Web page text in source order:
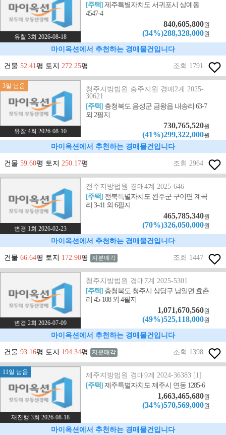
유찰 3회 2026-08-18
[주택]제주특별자치도 서귀포시 상예동
4547-4
840,605,800원
(34%)288,328,000원
마이옥션에서 추천하는 경매물건입니다
건물 52.41평 토지 272.25평 조회 1791
3일 남음
유찰 4회 2026-08-10
청주지방법원 충주지원 경매2계 2025-
30621
[주택] 충청북도 음성군 금왕읍 내송리 63-7
외 2필지
730,765,520원
(41%)299,322,000원
마이옥션에서 추천하는 경매물건입니다
건물 59.60평 토지 250.17평 조회 2964
변경 1회 2026-02-23
전주지방법원 경매4계 2025-646
[주택] 전북특별자치도 완주군 구이면 계곡
리 3-41 외 6필지
465,785,340원
(70%)326,050,000원
마이옥션에서 추천하는 경매물건입니다
건물 66.64평 토지 172.90평 지분매각 조회 1447
변경 2회 2026-07-09
청주지방법원 경매7계 2025-5301
[주택] 충청북도 청주시 상당구 남일면 효촌
리 45-108 외 4필지
1,071,670,560원
(49%)525,118,000원
마이옥션에서 추천하는 경매물건입니다
건물 93.16평 토지 194.34평 지분매각 조회 1398
11일 남음
재진행 3회 2026-08-18
제주지방법원 경매9계 2024-36383 [1]
[주택]제주특별자치도 제주시 연동 1285-6
1,663,465,680원
(34%)570,569,000원
마이옥션에서 추천하는 경매물건입니다